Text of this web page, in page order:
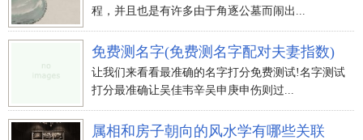
程，并且也是有许多由于角逐公墓而闹出...
免费测名字(免费测名字配对夫妻指数)
让我们来看看最准确的名字打分免费测试!名字测试
打分最准确让吴佳韦辛吴申庚申伤则过...
属相和房子朝向的风水学有哪些关联